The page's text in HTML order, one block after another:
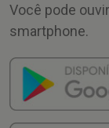
Você pode
smartphone.